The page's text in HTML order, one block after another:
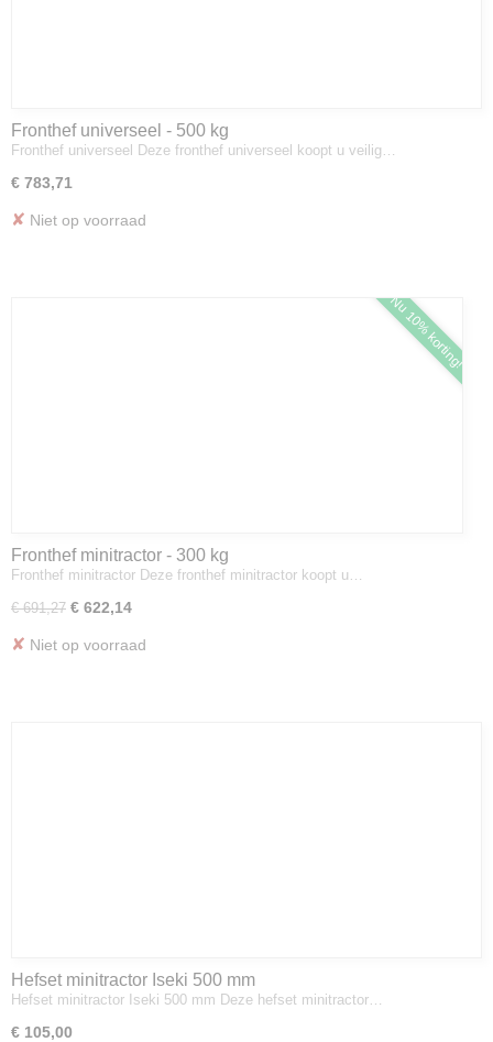
Fronthef universeel - 500 kg
Fronthef universeel Deze fronthef universeel koopt u veilig…
€ 783,71
✘ Niet op voorraad
Nu 10% korting!
Fronthef minitractor - 300 kg
Fronthef minitractor Deze fronthef minitractor koopt u…
€ 691,27 € 622,14
✘ Niet op voorraad
Hefset minitractor Iseki 500 mm
Hefset minitractor Iseki 500 mm Deze hefset minitractor…
€ 105,00